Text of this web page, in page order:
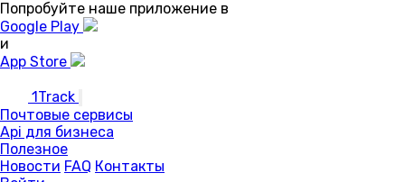
Попробуйте наше приложение в
Google Play
и
App Store
1Track
Почтовые сервисы
Api для бизнеса
Полезное
Новости FAQ Контакты